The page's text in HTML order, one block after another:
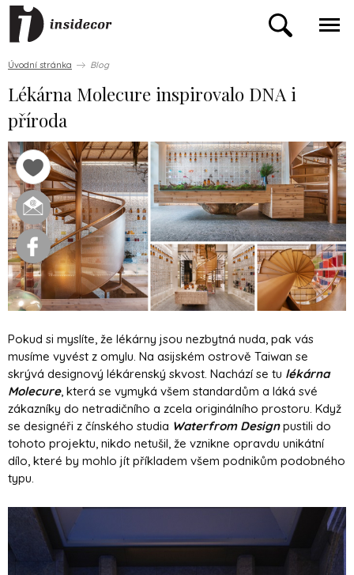
Úvodní stránka Blog
Lékárna Molecure inspirovalo DNA i
příroda
Pokud si myslíte, že lékárny jsou nezbytná nuda, pak vás
musíme vyvést z omylu. Na asijském ostrově Taiwan se
skrývá designový lékárenský skvost. Nachází se tu lékárna
Molecure, která se vymyká všem standardům a láká své
zákazníky do netradičního a zcela originálního prostoru. Když
se designéři z čínského studia Waterfrom Designpustili do
tohoto projektu, nikdo netušil, že vznikne opravdu unikátní
dílo, které by mohlo jít příkladem všem podnikům podobného
typu.